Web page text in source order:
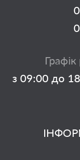
Графік
з 09:00 до